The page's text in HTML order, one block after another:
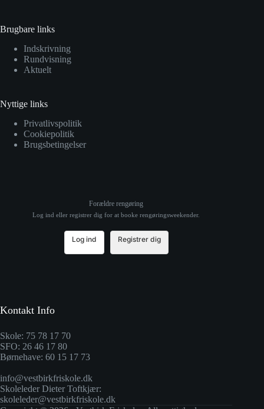
Brugbare links
Indskrivning
Rundvisning
Aktuelt
Nyttige links
Privatlivspolitik
Cookiepolitik
Brugsbetingelser
Forældre rengøring
Log ind eller registrer dig for at booke rengøringsweekender.
Log ind Registrer dig
Kontakt Info
Skole: 75 78 17 70
SFO: 26 46 17 80
Børnehave: 60 15 17 73
info@vestbirkfriskole.dk
Skoleleder Dieter Toftkjær:
skoleleder@vestbirkfriskole.dk